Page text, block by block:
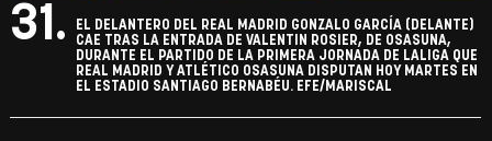
31.
EL DELANTERO DEL REAL MADRID GONZALO GARCÍA (DELANTE)
CAE TRAS LA ENTRADA DE VALENTIN ROSIER, DE OSASUNA,
DURANTE EL PARTIDO DE LA PRIMERA JORNADA DE LALIGA QUE
REAL MADRID Y ATLÉTICO OSASUNA DISPUTAN HOY MARTES EN
EL ESTADIO SANTIAGO BERNABÉU. EFE/MARISCAL